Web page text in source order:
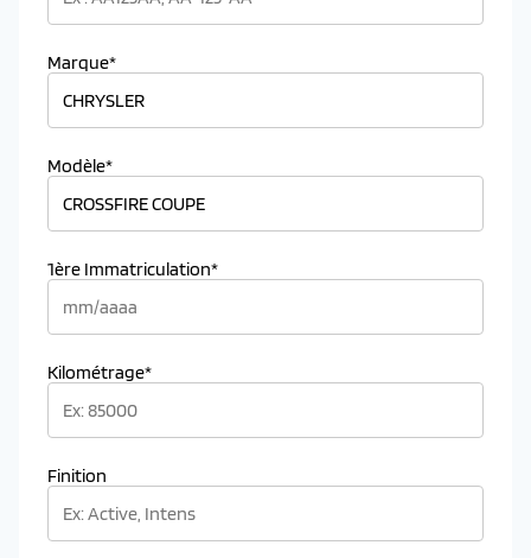
Marque*
Modèle*
1ère Immatriculation*
Kilométrage*
Finition